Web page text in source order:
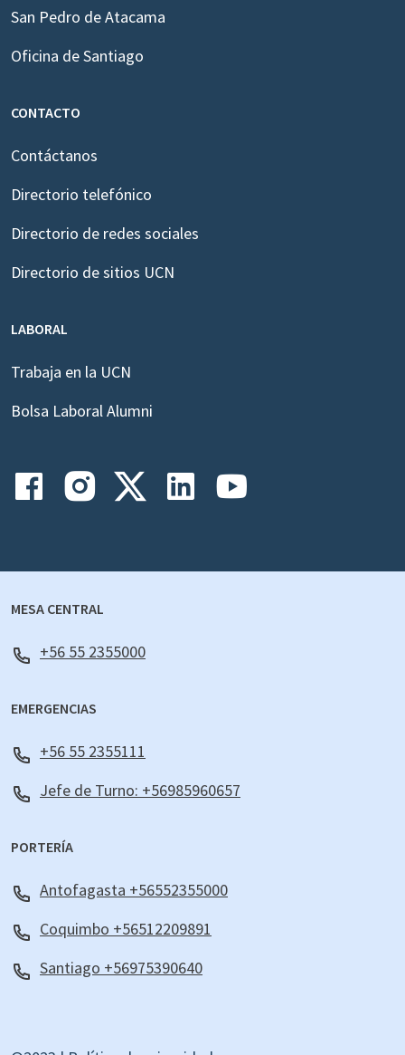
San Pedro de Atacama
Oficina de Santiago
CONTACTO
Contáctanos
Directorio telefónico
Directorio de redes sociales
Directorio de sitios UCN
LABORAL
Trabaja en la UCN
Bolsa Laboral Alumni
MESA CENTRAL
+56 55 2355000
EMERGENCIAS
+56 55 2355111
Jefe de Turno: +56985960657
PORTERÍA
Antofagasta +56552355000
Coquimbo +56512209891
Santiago +56975390640